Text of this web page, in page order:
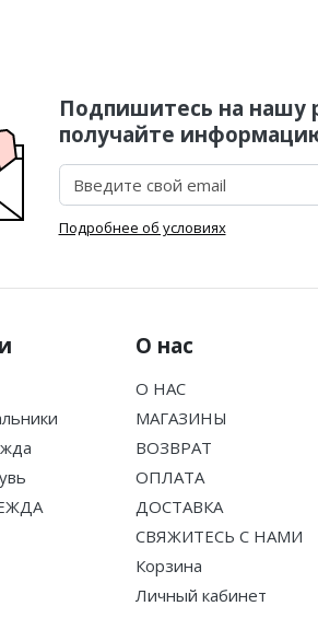
Подпишитесь на нашу
получайте
Подробнее об условиях
О нас
О НАС
МАГАЗИНЫ
ВОЗВРАТ
ОПЛАТА
ДОСТАВКА
СВЯЖИТЕСЬ С НАМИ
Корзина
Личный кабинет